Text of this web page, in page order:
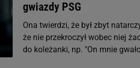
gwiazdy PSG
Ona twierdzi, że był zbyt
że nie przekroczył wobec niej
do koleżanki, np. "On mnie